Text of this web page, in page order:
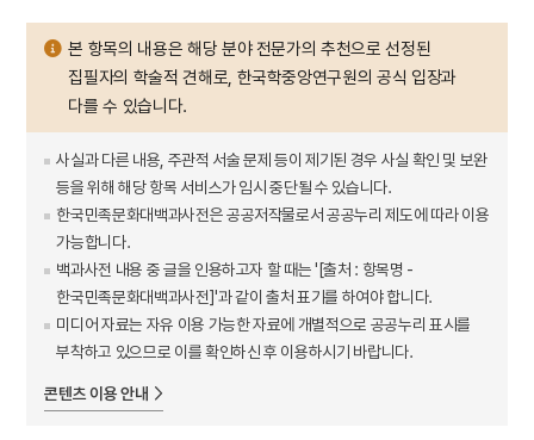
본 항목의 내용은 해당 분야 전문가의 추천으로 선정된
집필자의 학술적 견해로, 한국학중앙연구원의 공식 입장과
다를 수 있습니다.
사실과 다른 내용, 주관적 서술 문제 등이 제기된 경우 사실 확인 및 보완
등을 위해 해당 항목 서비스가 임시 중단될 수 있습니다.
한국민족문화대백과사전은 공공저작물로서 공공누리 제도에 따라 이용
가능합니다.
백과사전 내용 중 글을 인용하고자 할 때는 '[출처 : 항목명 -
한국민족문화대백과사전]'과 같이 출처 표기를 하여야 합니다.
미디어 자료는 자유 이용 가능한 자료에 개별적으로 공공누리 표시를
부착하고 있으므로 이를 확인하신 후 이용하시기 바랍니다.
콘텐츠 이용 안내